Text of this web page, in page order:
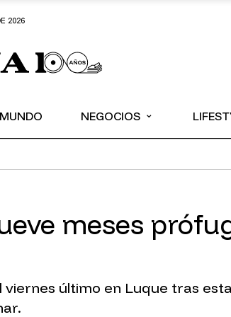
2026
MUNDO NEGOCIOS ⌄
meses
último en Luque tras